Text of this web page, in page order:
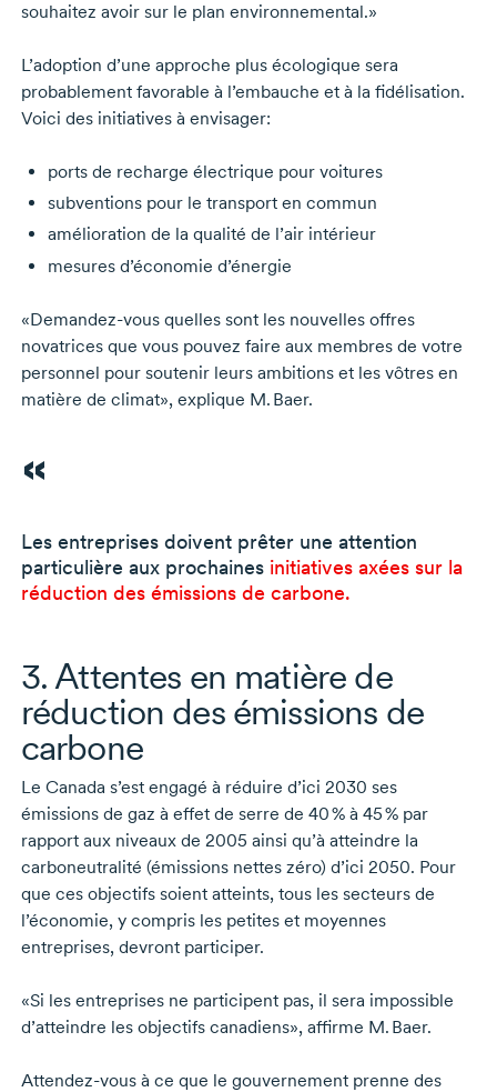
souhaitez avoir sur le plan environnemental.»
L’adoption d’une approche plus écologique sera
probablement favorable à l’embauche et à la fidélisation.
Voici des initiatives à envisager:
ports de recharge électrique pour voitures
subventions pour le transport en commun
amélioration de la qualité de l’air intérieur
mesures d’économie d’énergie
«Demandez-vousquelles sont les nouvelles offres
novatrices que vous pouvez faire aux membres de votre
personnel pour soutenir leurs ambitions et les vôtres en
matière de climat», explique M. Baer.
Les entreprises doivent prêter une attention
particulière aux prochaines initiatives axées sur la
réduction des émissions de carbone.
3. Attentes en matière de
réduction des émissions de
carbone
Le Canada s’est engagé à réduire d’ici 2030 ses
émissions de gaz à effet de serre de 40 % à 45 %par
rapport aux niveaux de 2005 ainsi qu’à atteindre la
carboneutralité (émissions nettes zéro) d’ici 2050. Pour
que ces objectifs soient atteints, tous les secteurs de
l’économie, y compris les petites et moyennes
entreprises, devront participer.
«Si les entreprises ne participent pas, il sera impossible
d’atteindre les objectifs canadiens», affirme M. Baer.
Attendez-vousà ce que le gouvernement prenne des